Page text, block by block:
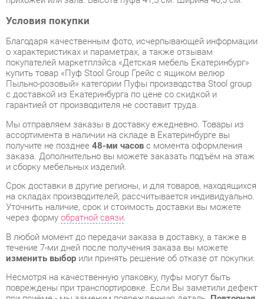
о характеристиках и параметрах, а также отзывам
покупателей маркетплэйса «Детская мебель Екатеринбург»
купить товар «Пуф Stool Group Грейс с ящиком велюр
Пыльно-розовый» категории Пуфы производства Stool group
с доставкой из Екатеринбурга по цене со скидкой и
гарантией от производителя не составит труда.
Мы отправляем заказы в доставку ежедневно. Товары из
ассортимента в наличии на складе в Екатеринбурге вы
получите не позднее48-ми часовс момента оформления
заказа. Дополнительно вы можете заказать подъём на этаж
Срок доставки в другие регионы, и для товаров, находящихся
на складах производителей, рассчитывается индивидуально.
Уточнить наличие, срок и стоимость доставки вы можете
через формуобратной связи.
В любой момент до передачи заказа в доставку, а также в
течение 7-ми дней после получения заказа вы можете
изменить выборили принять решение об отказе от покупки.
Несмотря на качественную упаковку, пуфы могут быть
повреждены при транспортировке. Если Вы заметили дефект
при приёме - мы заменим поврежденную деталь.Повторная
доставкатовара - бесплатна.
На всю мебель категории Пуфы распространяется
гарантия
1 год, а на некоторые модели – 2 года с момента
приобретения.